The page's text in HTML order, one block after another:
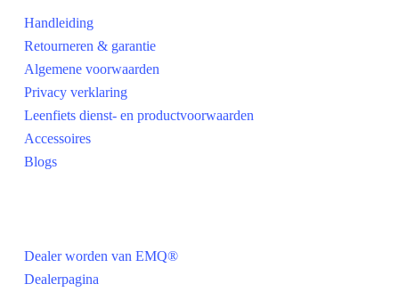
Handleiding
Retourneren & garantie
Algemene voorwaarden
Privacy verklaring
Leenfiets dienst- en productvoorwaarden
Accessoires
Blogs
Dealer worden van EMQ®
Dealerpagina